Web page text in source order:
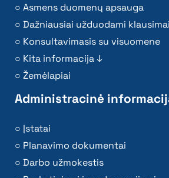
Asmens duomenų apsauga
Dažniausiai užduodami
Konsultavimasis su visuomene
Kita informacija ↓
Žemėlapiai
Administracinė
Įstatai
Planavimo dokumentai
Darbo užmokestis